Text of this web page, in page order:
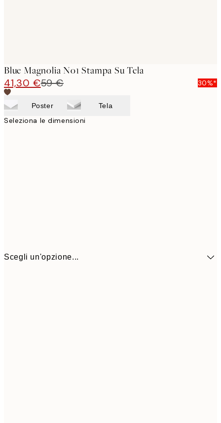
Blue Magnolia No1 Stampa Su Tela
41,30 €59 € 30%*
Poster Tela
Seleziona le dimensioni
Scegli un'opzione...